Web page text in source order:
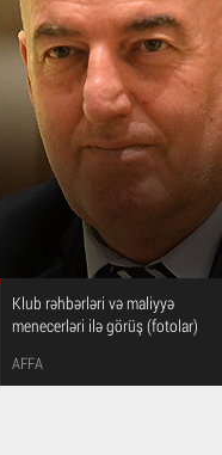
Klub rəhbərləri və maliyyə
menecerləri ilə görüş (fotolar)
AFFA